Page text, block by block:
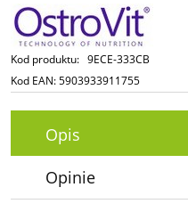
Kod produktu: 9ECE-333CB
Kod EAN:5903933911755
Opis
Opinie